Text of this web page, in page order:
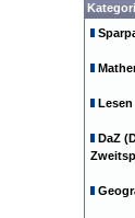
Lesen
DaZ